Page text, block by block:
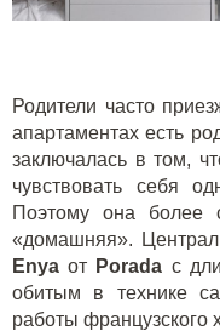
Родители часто
апартаментах есть
заключалась в том,
чувствовать себя
Поэтому она более
«домашняя».
Enya от Porada с
обитым в технике
работы французского